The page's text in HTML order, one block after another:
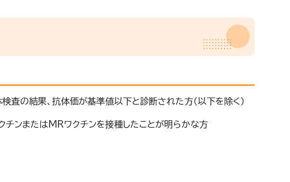
査の結果、抗体価が基準値以下と診断された方（以下を除く）
チンまたはMRワクチンを接種したことが明らかな方